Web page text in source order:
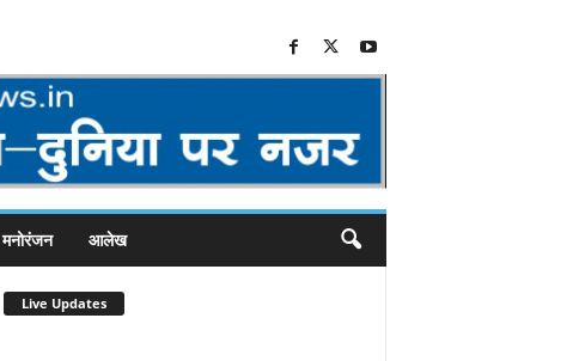
मनोरंजन आलेख
Live Updates